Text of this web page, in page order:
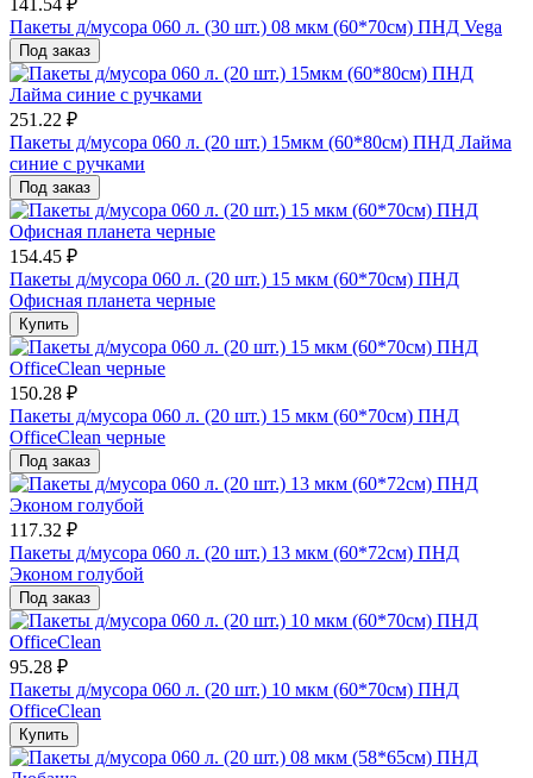
Пакеты д/мусора 060 л. (30 шт.) 08 мкм (60*70см) ПНД Vega
Под заказ
251.22 ₽
Пакеты д/мусора 060 л. (20 шт.) 15мкм (60*80см) ПНД Лайма
синие с ручками
Под заказ
154.45 ₽
Пакеты д/мусора 060 л. (20 шт.) 15 мкм (60*70см) ПНД
Офисная планета черные
Купить
150.28 ₽
Пакеты д/мусора 060 л. (20 шт.) 15 мкм (60*70см) ПНД
OfficeClean черные
Под заказ
117.32 ₽
Пакеты д/мусора 060 л. (20 шт.) 13 мкм (60*72см) ПНД
Эконом голубой
Под заказ
95.28 ₽
Пакеты д/мусора 060 л. (20 шт.) 10 мкм (60*70см) ПНД
OfficeClean
Купить